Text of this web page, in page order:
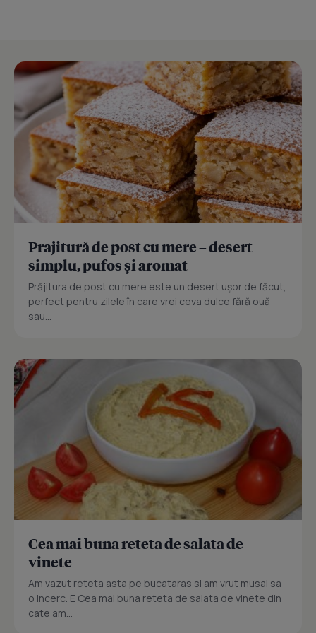
Prajitură de post cu mere – desert
simplu, pufos și aromat
Prăjitura de post cu mere este un desert ușor de făcut,
perfect pentru zilele în care vrei ceva dulce fără ouă
sau...
Cea mai buna reteta de salata de
vinete
Am vazut reteta asta pe bucataras si am vrut musai sa
o incerc. E Cea mai buna reteta de salata de vinete din
cate am...